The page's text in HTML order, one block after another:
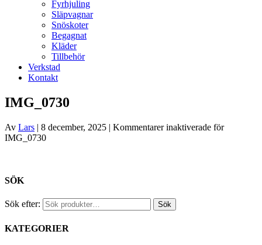
Fyrhjuling
Släpvagnar
Snöskoter
Begagnat
Kläder
Tillbehör
Verkstad
Kontakt
IMG_0730
Av Lars | 8 december, 2025 | Kommentarer inaktiverade för
IMG_0730
SÖK
Sök efter: Sök
KATEGORIER